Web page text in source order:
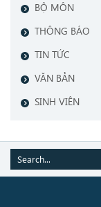
BỘ MÔN
THÔNG BÁO
TIN TỨC
VĂN BẢN
SINH VIÊN